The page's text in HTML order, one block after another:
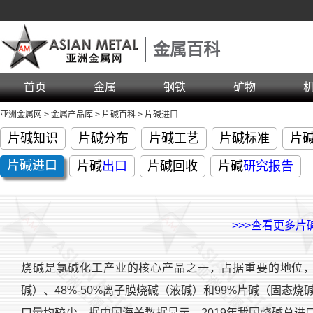
金属百科
首页 金属 钢铁 矿物
亚洲金属网 > 金属产品库 > 片碱百科 > 片碱进口
片碱知识 片碱分布 片碱工艺 片碱标准
片
片碱进口 片碱出口 片碱回收 片碱研究报告
>>>查看更多片
烧碱是氯碱化工产业的核心产品之一，占据重要的地位
碱）、48%-50%离子膜烧碱（液碱）和99%片碱（固态烧